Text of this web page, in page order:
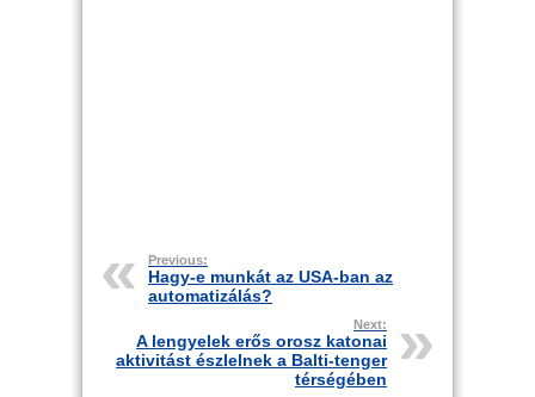
Previous:
Hagy-e munkát az USA-ban az
automatizálás?
Next:
A lengyelek erős orosz katonai
aktivitást észlelnek a Balti-tenger
térségében